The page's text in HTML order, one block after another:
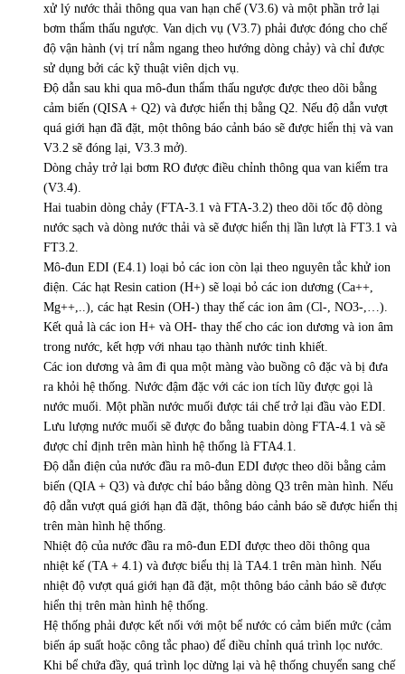
xử lý nước thải thông qua van hạn chế (V3.6) và một phần trở lại
bơm thẩm thấu ngược. Van dịch vụ (V3.7) phải được đóng cho chế
độ vận hành (vị trí nằm ngang theo hướng dòng chảy) và chỉ được
sử dụng bởi các kỹ thuật viên dịch vụ.
Độ dẫn sau khi qua mô-đun thẩm thấu ngược được theo dõi bằng
cảm biến (QISA + Q2) và được hiển thị bằng Q2. Nếu độ dẫn vượt
quá giới hạn đã đặt, một thông báo cảnh báo sẽ được hiển thị và van
V3.2 sẽ đóng lại, V3.3 mở).
Dòng chảy trở lại bơm RO được điều chỉnh thông qua van kiểm tra
(V3.4).
Hai tuabin dòng chảy (FTA-3.1 và FTA-3.2) theo dõi tốc độ dòng
nước sạch và dòng nước thải và sẽ được hiển thị lần lượt là FT3.1 và
FT3.2.
Mô-đun EDI (E4.1) loại bỏ các ion còn lại theo nguyên tắc khử ion
điện. Các hạt Resin cation (H+) sẽ loại bỏ các ion dương (Ca++,
Mg++,..), các hạt Resin (OH-) thay thế các ion âm (Cl-, NO3-,…).
Kết quả là các ion H+ và OH- thay thế cho các ion dương và ion âm
trong nước, kết hợp với nhau tạo thành nước tinh khiết.
Các ion dương và âm đi qua một màng vào buồng cô đặc và bị đưa
ra khỏi hệ thống. Nước đậm đặc với các ion tích lũy được gọi là
nước muối. Một phần nước muối được tái chế trở lại đầu vào EDI.
Lưu lượng nước muối sẽ được đo bằng tuabin dòng FTA-4.1 và sẽ
được chỉ định trên màn hình hệ thống là FTA4.1.
Độ dẫn điện của nước đầu ra mô-đun EDI được theo dõi bằng cảm
biến (QIA + Q3) và được chỉ báo bằng dòng Q3 trên màn hình. Nếu
độ dẫn vượt quá giới hạn đã đặt, thông báo cảnh báo sẽ được hiển thị
trên màn hình hệ thống.
Nhiệt độ của nước đầu ra mô-đun EDI được theo dõi thông qua
nhiệt kế (TA + 4.1) và được biểu thị là TA4.1 trên màn hình. Nếu
nhiệt độ vượt quá giới hạn đã đặt, một thông báo cảnh báo sẽ được
hiển thị trên màn hình hệ thống.
Hệ thống phải được kết nối với một bể nước có cảm biến mức (cảm
biến áp suất hoặc công tắc phao) để điều chỉnh quá trình lọc nước.
Khi bể chứa đầy, quá trình lọc dừng lại và hệ thống chuyển sang chế